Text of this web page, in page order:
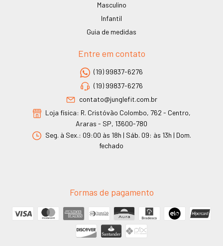
Masculino
Infantil
Guia de medidas
Entre em contato
(19) 99837-6276
(19) 99837-6276
contato@junglefit.com.br
Loja física: R. Cristóvão Colombo, 762 - Centro,
Araras - SP, 13600-780
Seg. à Sex.: 09:00 às 18h | Sáb. 09: às 13h | Dom.
fechado
Formas de pagamento